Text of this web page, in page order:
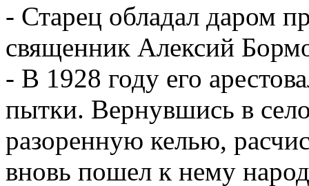
- Старец обладал даром
священник Алексий
- В 1928 году его
пытки. Вернувшись в
разоренную келью,
вновь пошел к нему